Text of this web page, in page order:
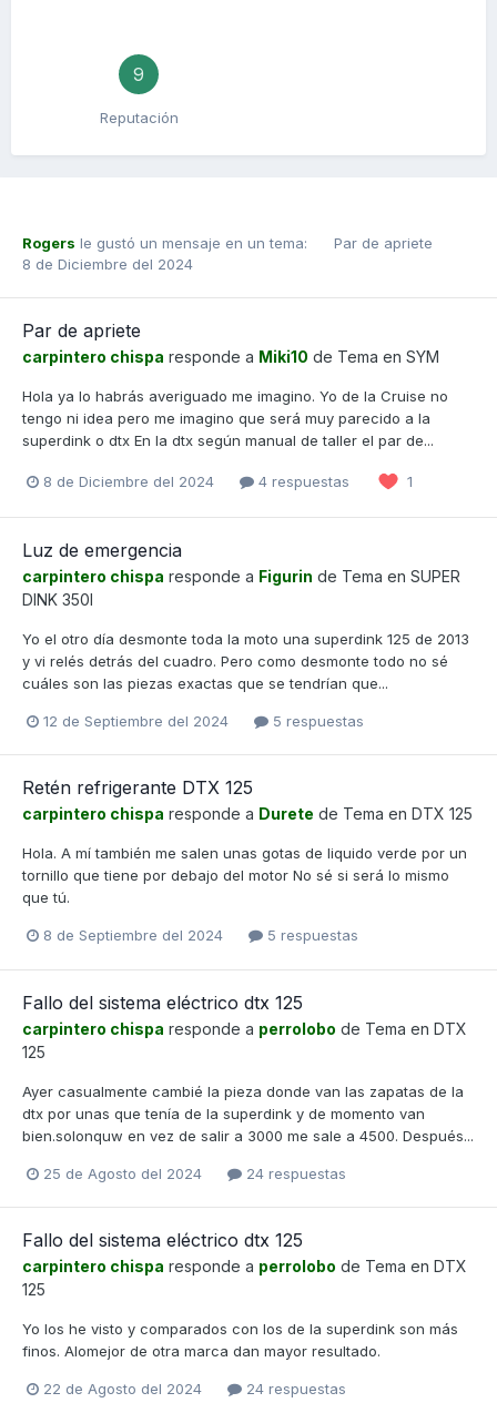
9
Reputación
Rogers le gustó un mensaje en un tema:
Par de apriete
8 de Diciembre del 2024
Par de apriete
carpintero chispa responde a Miki10 de Tema en SYM
Hola ya lo habrás averiguado me imagino. Yo de la Cruise no
tengo ni idea pero me imagino que será muy parecido a la
superdink o dtx En la dtx según manual de taller el par de...
8 de Diciembre del 2024 4 respuestas 1
Luz de emergencia
carpintero chispa responde a Figurin de Tema en SUPER
DINK 350I
Yo el otro día desmonte toda la moto una superdink 125 de 2013
y vi relés detrás del cuadro. Pero como desmonte todo no sé
cuáles son las piezas exactas que se tendrían que...
12 de Septiembre del 2024 5 respuestas
Retén refrigerante DTX 125
carpintero chispa responde a Durete de Tema en DTX 125
Hola. A mí también me salen unas gotas de liquido verde por un
tornillo que tiene por debajo del motor No sé si será lo mismo
que tú.
8 de Septiembre del 2024 5 respuestas
Fallo del sistema eléctrico dtx 125
carpintero chispa responde a perrolobo de Tema en DTX
125
Ayer casualmente cambié la pieza donde van las zapatas de la
dtx por unas que tenía de la superdink y de momento van
bien.solonquw en vez de salir a 3000 me sale a 4500. Después...
25 de Agosto del 2024 24 respuestas
Fallo del sistema eléctrico dtx 125
carpintero chispa responde a perrolobo de Tema en DTX
125
Yo los he visto y comparados con los de la superdink son más
finos. Alomejor de otra marca dan mayor resultado.
22 de Agosto del 2024 24 respuestas